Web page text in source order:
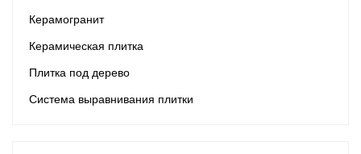
Керамогранит
Керамическая плитка
Плитка под дерево
Система выравнивания плитки